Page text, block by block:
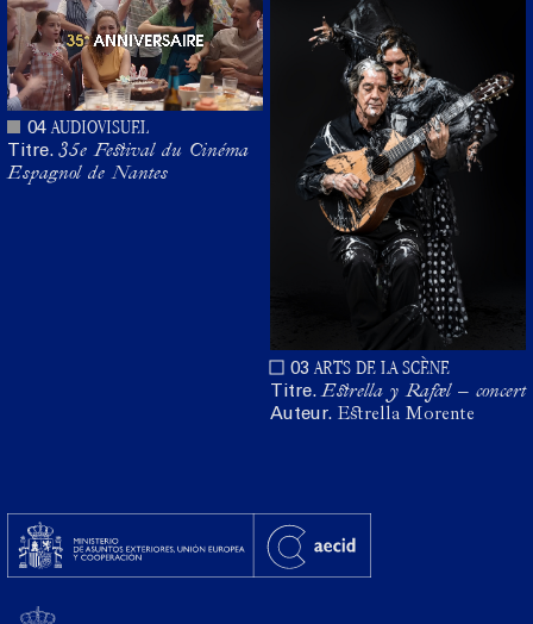
04 AUDIOVISUEL
Titre. 35e Festival du Cinéma
Espagnol de Nantes
03 ARTS DE LA SCÈNE
Titre. Estrella y Rafael – concert
Auteur. Estrella Morente